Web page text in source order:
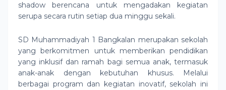
shadow berencana untuk mengadakan kegiatan
serupa secara rutin setiap dua minggu sekali.
SD Muhammadiyah 1 Bangkalan merupakan sekolah
yang berkomitmen untuk memberikan pendidikan
yang inklusif dan ramah bagi semua anak, termasuk
anak-anak dengan kebutuhan khusus. Melalui
berbagai program dan kegiatan inovatif, sekolah ini